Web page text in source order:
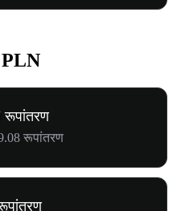
PLN
रूपांतरण